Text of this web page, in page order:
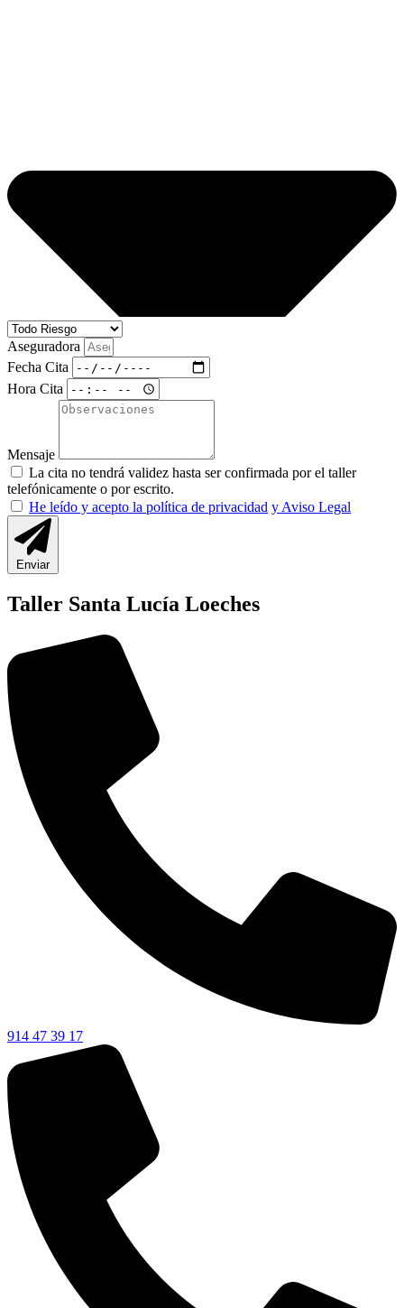
Aseguradora
Fecha Cita
Hora Cita
Mensaje
La cita no tendrá validez hasta ser confirmada por el taller
telefónicamente o por escrito.
He leído y acepto la política de privacidad y Aviso Legal
Enviar
Taller Santa Lucía Loeches
914 47 39 17